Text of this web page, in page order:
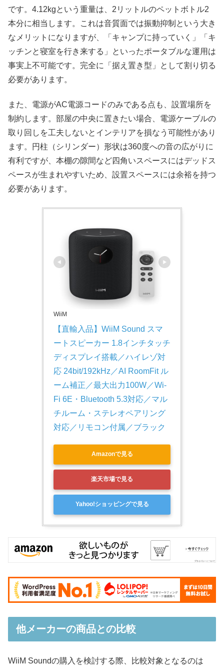
です。4.12kgという重量は、2リットルのペットボトル2
本分に相当します。これは音質面では振動抑制という大き
なメリットになりますが、「キャンプに持っていく」「キ
ッチンと寝室を行き来する」といったポータブルな運用は
事実上不可能です。完全に「据え置き型」として割り切る
必要があります。
また、電源がAC電源コードのみである点も、設置場所を
制約します。部屋の中央に置きたい場合、電源ケーブルの
取り回しを工夫しないとインテリアを損なう可能性があり
ます。円柱（シリンダー）形状は360度への音の広がりに
有利ですが、本棚の隙間など四角いスペースにはデッドス
ペースが生まれやすいため、設置スペースには余裕を持つ
必要があります。
WiiM
【直輸入品】WiiM Sound スマ
ートスピーカー 1.8インチタッチ
ディスプレイ搭載／ハイレゾ対
応 24bit/192kHz／AI RoomFit ル
ーム補正／最大出力100W／Wi-
Fi 6E・Bluetooth 5.3対応／マル
チルーム・ステレオペアリング
対応／リモコン付属／ブラック
Amazonで見る
楽天市場で見る
Yahoo!ショッピングで見る
他メーカーの商品との比較
WiiM Soundの購入を検討する際、比較対象となるのは